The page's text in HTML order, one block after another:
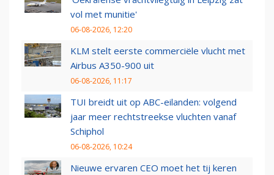
vol met munitie'
06-08-2026, 12:20
KLM stelt eerste commerciële vlucht met
Airbus A350-900 uit
06-08-2026, 11:17
TUI breidt uit op ABC-eilanden: volgend
jaar meer rechtstreekse vluchten vanaf
Schiphol
06-08-2026, 10:24
Nieuwe ervaren CEO moet het tij keren